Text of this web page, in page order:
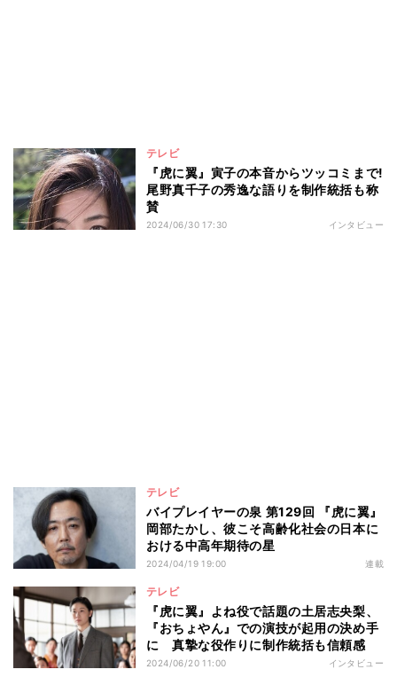
テレビ
『虎に翼』寅子の本音からツッコミまで!
尾野真千子の秀逸な語りを制作統括も称
賛
2024/06/30 17:30 インタビュー
テレビ
バイプレイヤーの泉 第129回 『虎に翼』
岡部たかし、彼こそ高齢化社会の日本に
おける中高年期待の星
2024/04/19 19:00 連載
テレビ
『虎に翼』よね役で話題の土居志央梨、
『おちょやん』での演技が起用の決め手
に 真摯な役作りに制作統括も信頼感
2024/06/20 11:00 インタビュー